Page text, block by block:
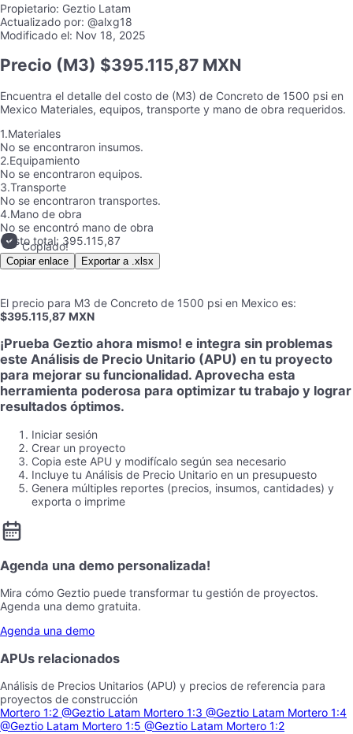
Propietario: Geztio Latam
Actualizado por: @alxg18
Modificado el: Nov 18, 2025
Precio (M3) $395.115,87 MXN
Encuentra el detalle del costo de (M3) de Concreto de 1500 psi en
Mexico Materiales, equipos, transporte y mano de obra requeridos.
1.Materiales
No se encontraron insumos.
2.Equipamiento
No se encontraron equipos.
3.Transporte
No se encontraron transportes.
4.Mano de obra
No se encontró mano de obra
Costo total: 395.115,87
Copiado!
Copiar enlace Exportar a .xlsx
El precio para M3 de Concreto de 1500 psi en Mexico es:
$395.115,87 MXN
¡Prueba Geztio ahora mismo! e integra sin problemas
este Análisis de Precio Unitario (APU) en tu proyecto
para mejorar su funcionalidad. Aprovecha esta
herramienta poderosa para optimizar tu trabajo y lograr
resultados óptimos.
Iniciar sesión
Crear un proyecto
Copia este APU y modifícalo según sea necesario
Incluye tu Análisis de Precio Unitario en un presupuesto
Genera múltiples reportes (precios, insumos, cantidades) y
exporta o imprime
Agenda una demo personalizada!
Mira cómo Geztio puede transformar tu gestión de proyectos.
Agenda una demo gratuita.
Agenda una demo
APUs relacionados
Análisis de Precios Unitarios (APU) y precios de referencia para
proyectos de construcción
Mortero 1:2 @Geztio Latam Mortero 1:3 @Geztio Latam Mortero 1:4
@Geztio Latam Mortero 1:5 @Geztio Latam Mortero 1:2